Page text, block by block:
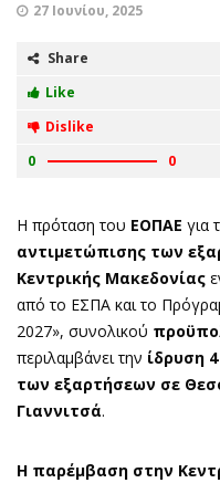
27 Ιουνίου, 2025
Share
Like
Dislike
0
0
Η πρόταση του ΕΟΠΑΕ για
αντιμετώπισης των
Κεντρικής Μακεδονίας
από το ΕΣΠΑ και το
2027», συνολικού
περιλαμβάνει την ίδρυση
των εξαρτήσεων σε
Γιαννιτσά.
Η παρέμβαση στην